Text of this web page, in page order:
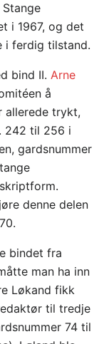
i 1967, og det
i ferdig tilstand.
bind II. Arne
å
allerede trykt,
242 til 256 i
gardsnummer
denne delen
bindet fra
man ha inn
Løkand fikk
til tredje
74 til